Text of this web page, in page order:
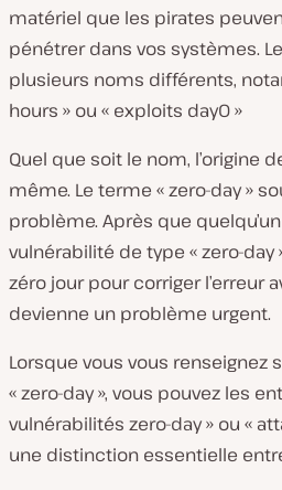
matériel que les pirates
pénétrer dans vos systèmes.
plusieurs noms différents,
hours » ou « exploits day0 »
Quel que soit le nom, l’origine
même. Le terme « zero-day »
problème. Après que
vulnérabilité de type « zero-
zéro jour pour corriger l’erreur
devienne un problème urgent.
Lorsque vous vous renseignez
« zero-day », vous pouvez les
vulnérabilités zero-day » ou «
une distinction essentielle